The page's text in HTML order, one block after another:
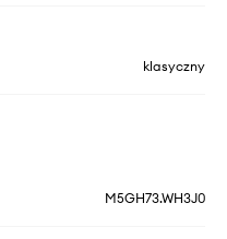
klasyczny
M5GH73.WH3J0